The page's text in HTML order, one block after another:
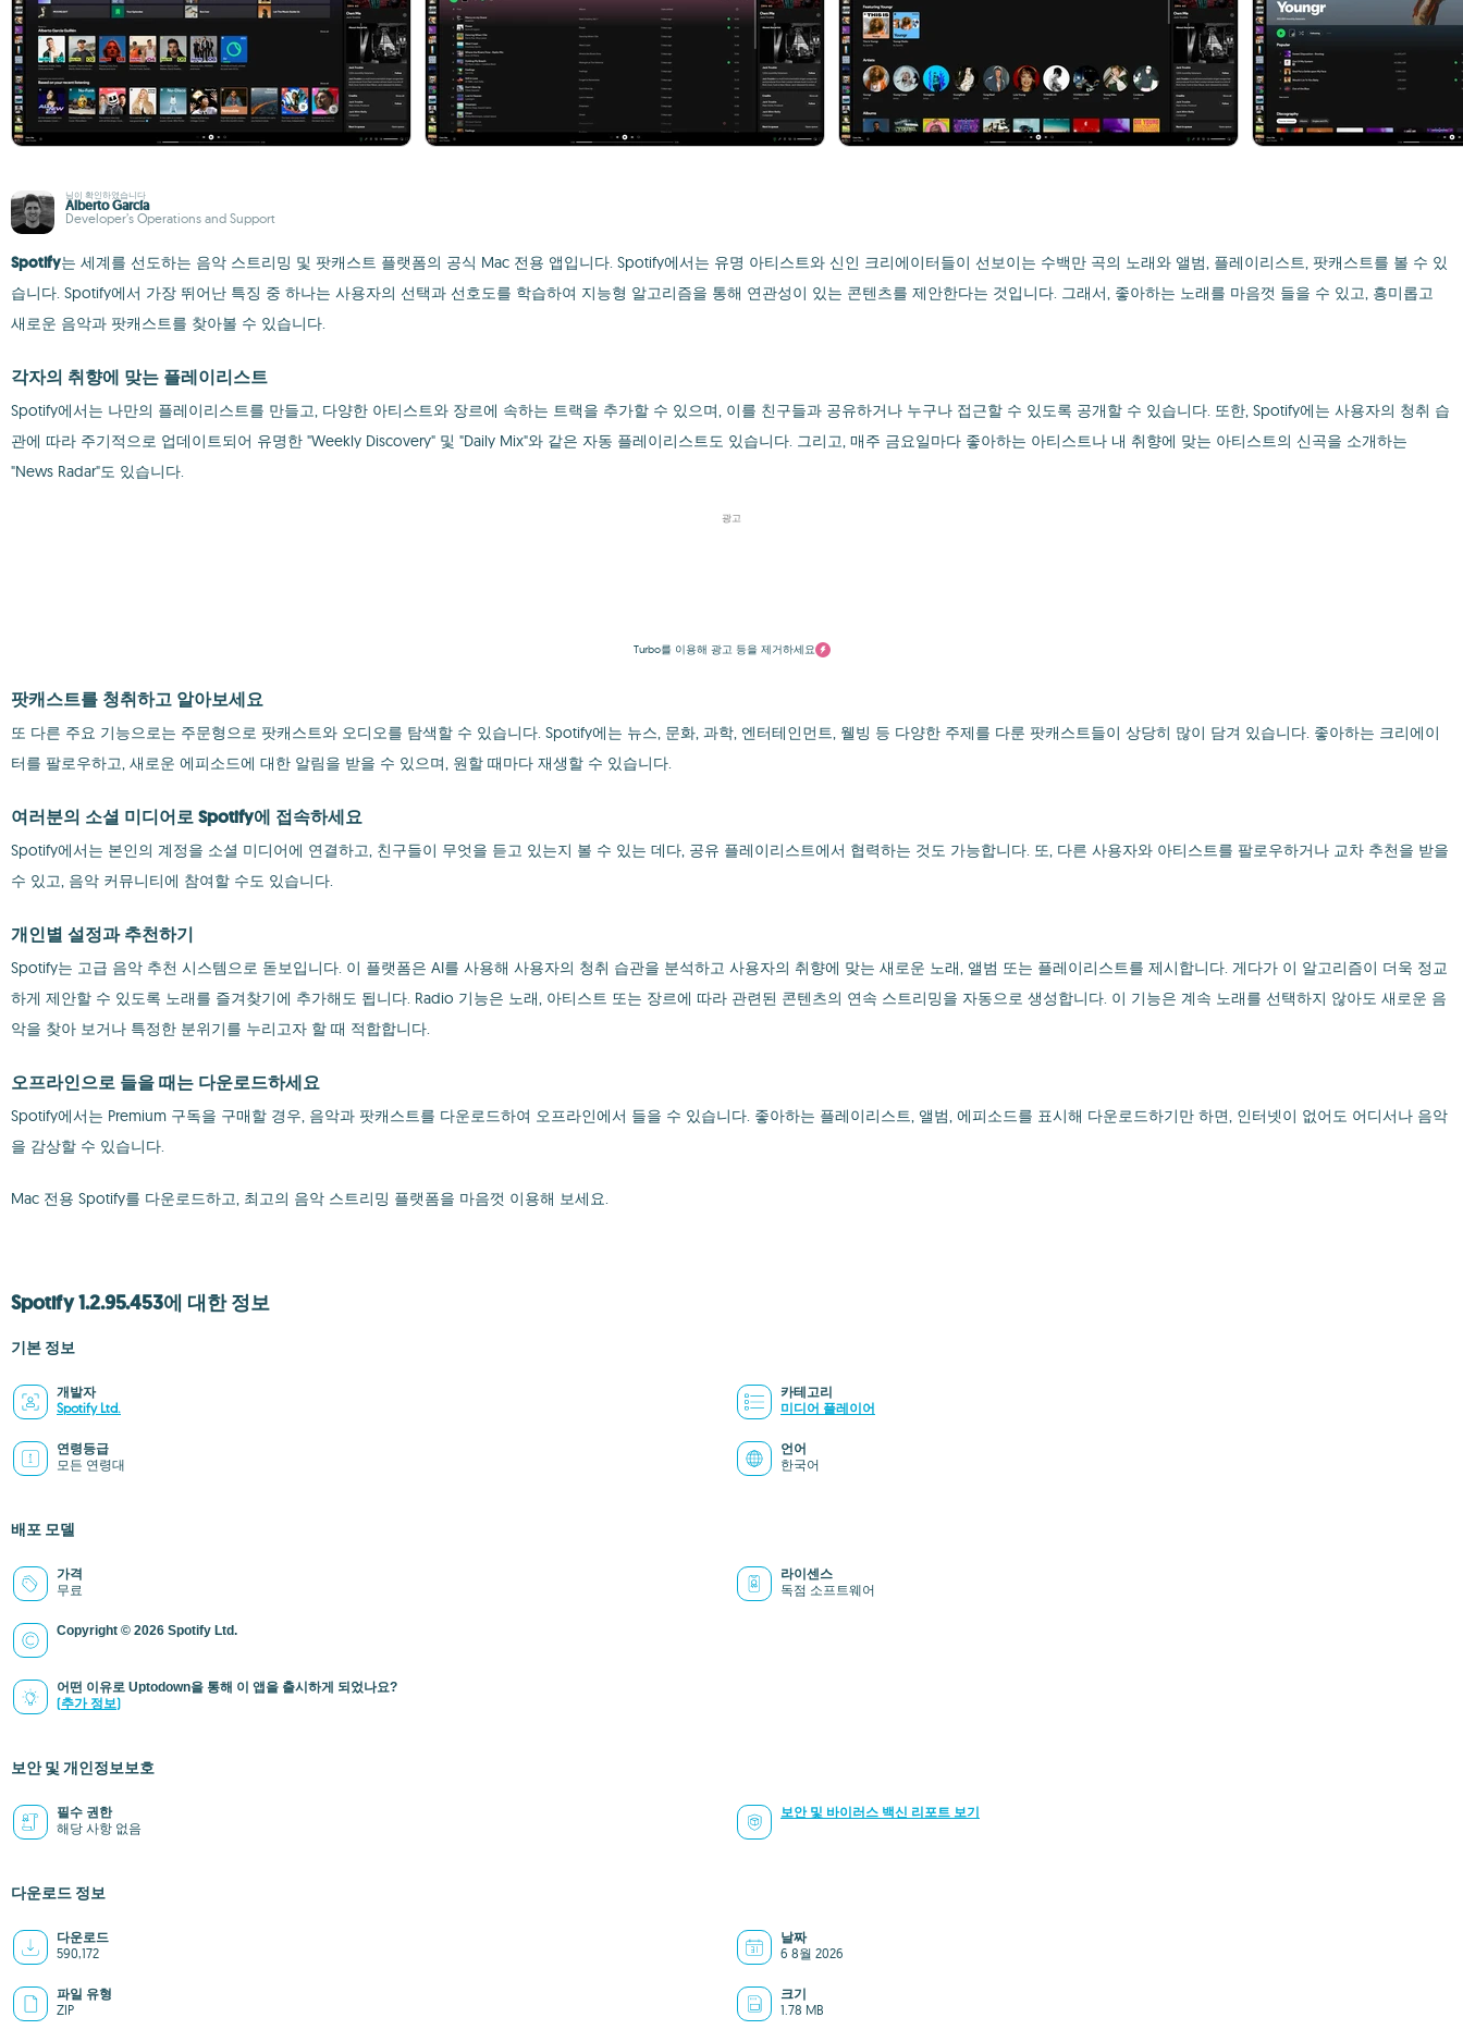
님이 확인하였습니다
Alberto García
Developer’s Operations and Support
Spotify는 세계를 선도하는 음악 스트리밍 및 팟캐스트 플랫폼의 공식 Mac 전용 앱입니다. Spotify에서는 유명 아티스트와 신인 크리에이터들이 선보이는 수백만 곡의 노래와 앨범, 플레이리스트, 팟캐스트를 볼 수 있
습니다. Spotify에서 가장 뛰어난 특징 중 하나는 사용자의 선택과 선호도를 학습하여 지능형 알고리즘을 통해 연관성이 있는 콘텐츠를 제안한다는 것입니다. 그래서, 좋아하는 노래를 마음껏 들을 수 있고, 흥미롭고
새로운 음악과 팟캐스트를 찾아볼 수 있습니다.
각자의 취향에 맞는 플레이리스트
Spotify에서는 나만의 플레이리스트를 만들고, 다양한 아티스트와 장르에 속하는 트랙을 추가할 수 있으며, 이를 친구들과 공유하거나 누구나 접근할 수 있도록 공개할 수 있습니다. 또한, Spotify에는 사용자의 청취 습
관에 따라 주기적으로 업데이트되어 유명한 "Weekly Discovery" 및 "Daily Mix"와 같은 자동 플레이리스트도 있습니다. 그리고, 매주 금요일마다 좋아하는 아티스트나 내 취향에 맞는 아티스트의 신곡을 소개하는
"News Radar"도 있습니다.
광고
Turbo를 이용해 광고 등을 제거하세요
팟캐스트를 청취하고 알아보세요
또 다른 주요 기능으로는 주문형으로 팟캐스트와 오디오를 탐색할 수 있습니다. Spotify에는 뉴스, 문화, 과학, 엔터테인먼트, 웰빙 등 다양한 주제를 다룬 팟캐스트들이 상당히 많이 담겨 있습니다. 좋아하는 크리에이
터를 팔로우하고, 새로운 에피소드에 대한 알림을 받을 수 있으며, 원할 때마다 재생할 수 있습니다.
여러분의 소셜 미디어로 Spotify에 접속하세요
Spotify에서는 본인의 계정을 소셜 미디어에 연결하고, 친구들이 무엇을 듣고 있는지 볼 수 있는 데다, 공유 플레이리스트에서 협력하는 것도 가능합니다. 또, 다른 사용자와 아티스트를 팔로우하거나 교차 추천을 받을
수 있고, 음악 커뮤니티에 참여할 수도 있습니다.
개인별 설정과 추천하기
Spotify는 고급 음악 추천 시스템으로 돋보입니다. 이 플랫폼은 AI를 사용해 사용자의 청취 습관을 분석하고 사용자의 취향에 맞는 새로운 노래, 앨범 또는 플레이리스트를 제시합니다. 게다가 이 알고리즘이 더욱 정교
하게 제안할 수 있도록 노래를 즐겨찾기에 추가해도 됩니다. Radio 기능은 노래, 아티스트 또는 장르에 따라 관련된 콘텐츠의 연속 스트리밍을 자동으로 생성합니다. 이 기능은 계속 노래를 선택하지 않아도 새로운 음
악을 찾아 보거나 특정한 분위기를 누리고자 할 때 적합합니다.
오프라인으로 들을 때는 다운로드하세요
Spotify에서는 Premium 구독을 구매할 경우, 음악과 팟캐스트를 다운로드하여 오프라인에서 들을 수 있습니다. 좋아하는 플레이리스트, 앨범, 에피소드를 표시해 다운로드하기만 하면, 인터넷이 없어도 어디서나 음악
을 감상할 수 있습니다.
Mac 전용 Spotify를 다운로드하고, 최고의 음악 스트리밍 플랫폼을 마음껏 이용해 보세요.
Spotify 1.2.95.453에 대한 정보
기본 정보
개발자
Spotify Ltd.
카테고리
미디어 플레이어
연령등급
모든 연령대
언어
한국어
배포 모델
가격
무료
라이센스
독점 소프트웨어
Copyright © 2026 Spotify Ltd.
어떤 이유로 Uptodown을 통해 이 앱을 출시하게 되었나요?
(추가 정보)
보안 및 개인정보보호
필수 권한
해당 사항 없음
보안 및 바이러스 백신 리포트 보기
다운로드 정보
다운로드
590,172
날짜
6 8월 2026
파일 유형
ZIP
크기
1.78 MB